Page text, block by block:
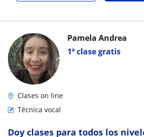
1ª clase gratis
Pamela Andrea
Clases on line
Técnica vocal
Doy clases para todos los